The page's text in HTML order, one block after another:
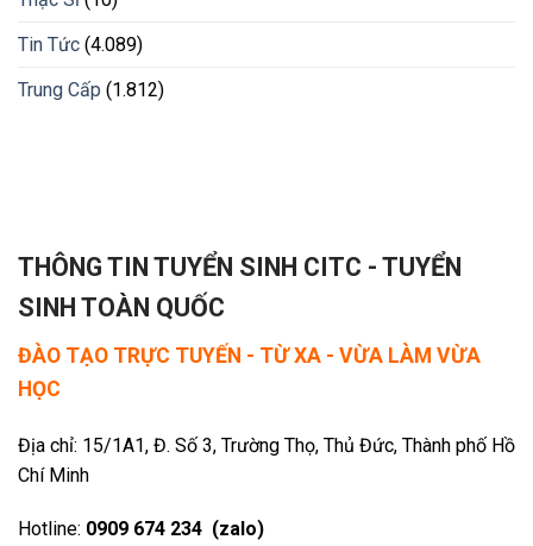
Tin Tức (4.089)
Trung Cấp (1.812)
THÔNG TIN TUYỂN SINH CITC - TUYỂN
SINH TOÀN QUỐC
ĐÀO TẠO TRỰC TUYẾN - TỪ XA - VỪA LÀM VỪA
HỌC
Địa chỉ: 15/1A1, Đ. Số 3, Trường Thọ, Thủ Đức, Thành phố Hồ
Chí Minh
Hotline: 0909 674 234 (zalo)